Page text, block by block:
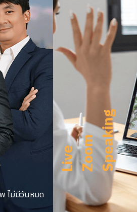
ไม่มีวันหมด
U
n
li
m
i
t
e
d
L
i
ve
Z
o
o m
S
pe
a
k
i
n g